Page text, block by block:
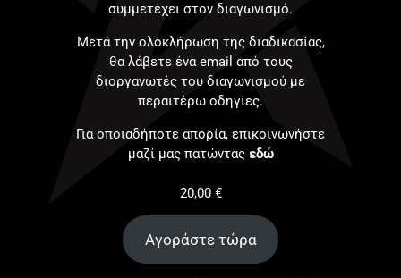
συμμετέχει στον διαγωνισμό.
Μετά την ολοκλήρωση της διαδικασίας,
θα λάβετε ένα email από τους
διοργανωτές του διαγωνισμού με
περαιτέρω οδηγίες.
Για οποιαδήποτε απορία, επικοινωνήστε
μαζί μας πατώντας εδώ
20,00 €
Αγοράστε τώρα